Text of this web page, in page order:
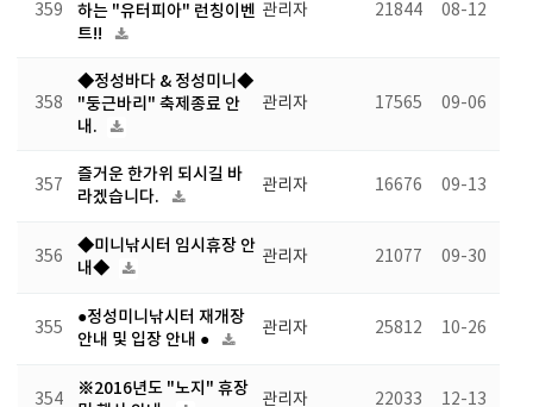
359
하는 "유터피아" 런칭이벤
트!!
관리자 21844 08-12
358
◆정성바다 & 정성미니◆
"둥근바리" 축제종료 안
내.
관리자 17565 09-06
357
즐거운 한가위 되시길 바
라겠습니다.
관리자 16676 09-13
356
◆미니낚시터 임시휴장 안
내◆
관리자 21077 09-30
355
●정성미니낚시터 재개장
안내 및 입장 안내 ●
관리자 25812 10-26
354
※2016년도 "노지" 휴장
관리자 22033 12-13